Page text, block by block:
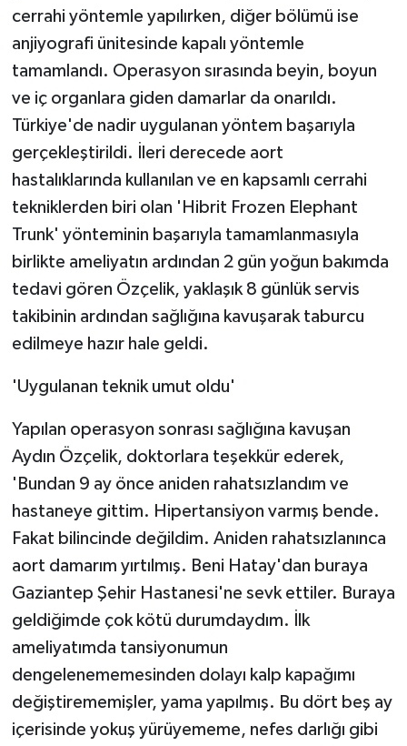
cerrahi yöntemle yapılırken, diğer bölümü ise
anjiyografi ünitesinde kapalı yöntemle
tamamlandı. Operasyon sırasında beyin, boyun
ve iç organlara giden damarlar da onarıldı.
Türkiye'de nadir uygulanan yöntem başarıyla
gerçekleştirildi. İleri derecede aort
hastalıklarında kullanılan ve en kapsamlı cerrahi
tekniklerden biri olan 'Hibrit Frozen Elephant
Trunk' yönteminin başarıyla tamamlanmasıyla
birlikte ameliyatın ardından 2 gün yoğun bakımda
tedavi gören Özçelik, yaklaşık 8 günlük servis
takibinin ardından sağlığına kavuşarak taburcu
edilmeye hazır hale geldi.
'Uygulanan teknik umut oldu'
Yapılan operasyon sonrası sağlığına kavuşan
Aydın Özçelik, doktorlara teşekkür ederek,
'Bundan 9 ay önce aniden rahatsızlandım ve
hastaneye gittim. Hipertansiyon varmış bende.
Fakat bilincinde değildim. Aniden rahatsızlanınca
aort damarım yırtılmış. Beni Hatay'dan buraya
Gaziantep Şehir Hastanesi'ne sevk ettiler. Buraya
geldiğimde çok kötü durumdaydım. İlk
ameliyatımda tansiyonumun
dengelenememesinden dolayı kalp kapağımı
değiştirememişler, yama yapılmış. Bu dört beş ay
içerisinde yokuş yürüyememe, nefes darlığı gibi
Yerel Haberler